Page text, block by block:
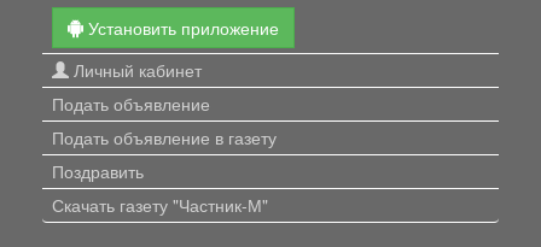
Установить приложение
Личный кабинет
Подать объявление
Подать объявление в газету
Поздравить
Скачать газету "Частник-М"